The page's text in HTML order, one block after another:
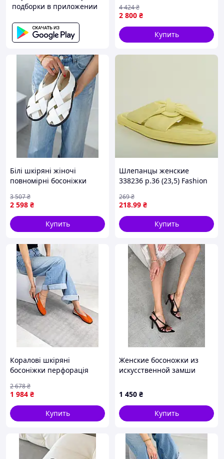
подборки в приложении
2 800 ₴
4 424₴
Купить
Білі шкіряні жіночі
повномірні босоніжки
2 598 ₴
3 507₴
Купить
Шлепанцы женские
338236 р.36 (23,5) Fashion
218.99 ₴
269₴
Купить
Коралові шкіряні
босоніжки перфорація
1 984 ₴
2 678₴
Купить
Женские босоножки из
искусственной замши
1 450 ₴
Купить